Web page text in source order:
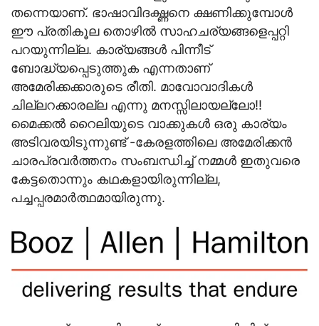
തന്നെയാണ്. ഭാഷാവിദഗ്ദ്ധനെ ക്ഷണിക്കുമ്പോള്‍
ഈ പ്രതികൂല തൊഴില്‍ സാഹചര്യങ്ങളെപ്പറ്റി
പറയുന്നില്ല. കാര്യങ്ങള്‍ പിന്നീട്
ബോദ്ധ്യപ്പെടുത്തുക എന്നതാണ്
അമേരിക്കക്കാരുടെ രീതി. മാവോവാദികള്‍
ചില്ലറക്കാരല്ല എന്നു മനസ്സിലായല്ലോ!!
മൈക്കല്‍ റൈലിയുടെ വാക്കുകള്‍ ഒരു കാര്യം
അടിവരയിടുന്നുണ്ട് -കേരളത്തിലെ അമേരിക്കന്‍
ചാരപ്രവര്‍ത്തനം സംബന്ധിച്ച് നമ്മള്‍ ഇതുവരെ
കേട്ടതൊന്നും കഥകളായിരുന്നില്ല,
പച്ചപ്പരമാര്‍ത്ഥമായിരുന്നു.